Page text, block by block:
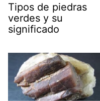
Tipos de piedras
verdes y su
significado